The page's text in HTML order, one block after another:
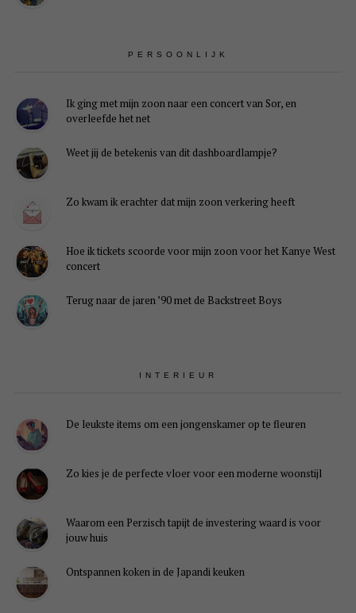
PERSOONLIJK
Ik ging met mijn zoon naar een concert van Sor, en
overleefde het net
Weet jij de betekenis van dit dashboardlampje?
Zo kwam ik erachter dat mijn zoon verkering heeft
Hoe ik tickets scoorde voor mijn zoon voor het Kanye West
concert
Terug naar de jaren ’90 met de Backstreet Boys
INTERIEUR
De leukste items om een jongenskamer op te fleuren
Zo kies je de perfecte vloer voor een moderne woonstijl
Waarom een Perzisch tapijt de investering waard is voor
jouw huis
Ontspannen koken in de Japandi keuken